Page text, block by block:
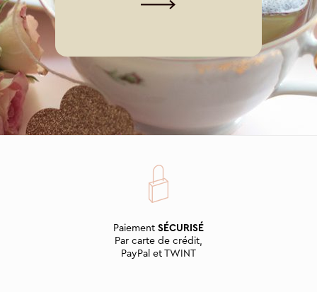
Paiement SÉCURISÉ
Par carte de crédit,
PayPal et TWINT